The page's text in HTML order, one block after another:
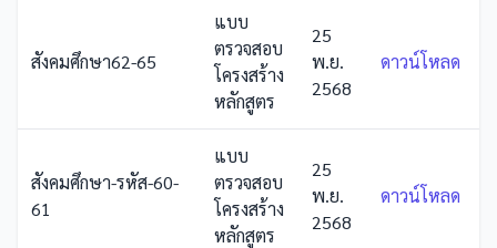
สังคมศึกษา62-65
แบบ
ตรวจสอบ
โครงสร้าง
หลักสูตร
25
พ.ย.
2568
ดาวน์โหลด
สังคมศึกษา-รหัส-60-
61
แบบ
ตรวจสอบ
โครงสร้าง
หลักสูตร
25
พ.ย.
2568
ดาวน์โหลด